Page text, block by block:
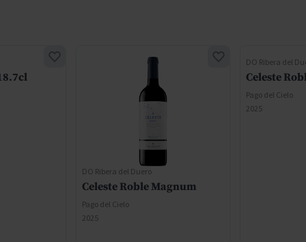
DO Ribera del Duero
Celeste Roble Magnum
Pago del Cielo
2025
DO Ribera del
Celeste
Pago del Cielo
2025